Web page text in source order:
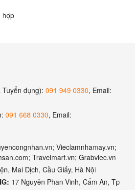
hợp
Tuyển dụng): 091 949 0330, Email:
091 668 0330, Email:
Vieclamnhamay.vn;
Travelmart.vn; Grabviec.vn
Mai Dịch, Cầu Giấy, Hà Nội
17 Nguyễn Phan Vinh, Cẩm An, Tp